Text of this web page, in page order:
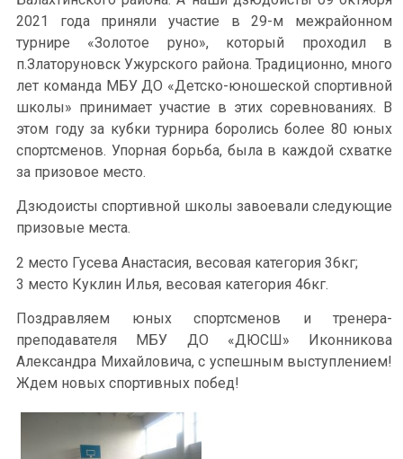
2021 года приняли участие в 29-м межрайонном
турнире «Золотое руно», который проходил в
п.Златоруновск Ужурского района. Традиционно, много
лет команда МБУ ДО «Детско-юношеской спортивной
школы» принимает участие в этих соревнованиях. В
этом году за кубки турнира боролись более 80 юных
спортсменов. Упорная борьба, была в каждой схватке
за призовое место.
Дзюдоисты спортивной школы завоевали следующие
призовые места.
2 место Гусева Анастасия, весовая категория 36кг;
3 место Куклин Илья, весовая категория 46кг.
Поздравляем юных спортсменов и тренера-
преподавателя МБУ ДО «ДЮСШ» Иконникова
Александра Михайловича, с успешным выступлением!
Ждем новых спортивных побед!